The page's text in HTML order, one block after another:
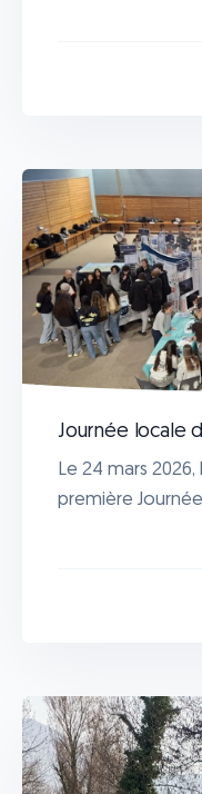
Journée locale
Le 24 mars 2026,
première